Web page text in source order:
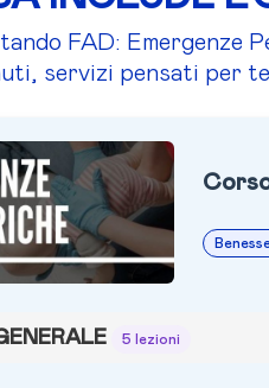
FAD: Emergenze
servizi pensati per
5 lezioni